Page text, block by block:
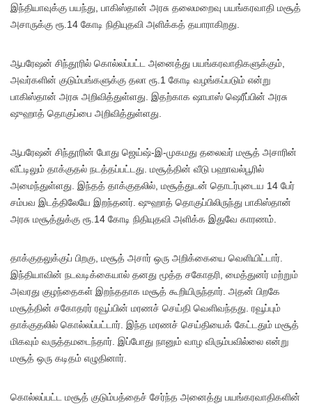
இந்தியாவுக்கு பயந்து, பாகிஸ்தான் அரசு தலைமறைவு பயங்கரவாதி மசூத்
அசாருக்கு ரூ.14 கோடி நிதியுதவி அளிக்கத் தயாராகிறது.
ஆபரேஷன் சிந்தூரில் கொல்லப்பட்ட அனைத்து பயங்கரவாதிகளுக்கும்,
அவர்களின் குடும்பங்களுக்கு தலா ரூ.1 கோடி வழங்கப்படும் என்று
பாகிஸ்தான் அரசு அறிவித்துள்ளது. இதற்காக ஷாபாஸ் ஷெரீப்பின் அரசு
ஷுஹாத் தொகுப்பை அறிவித்துள்ளது.
ஆபரேஷன் சிந்தூரின் போது ஜெய்ஷ்-இ-முகமது தலைவர் மசூத் அசாரின்
வீட்டிலும் தாக்குதல் நடத்தப்பட்டது. மசூத்தின் வீடு பஹாவல்பூரில்
அமைந்துள்ளது. இந்தத் தாக்குதலில், மசூத்துடன் தொடர்புடைய 14 பேர்
சம்பவ இடத்திலேயே இறந்தனர். ஷுஹாத் தொகுப்பிலிருந்து பாகிஸ்தான்
அரசு மசூத்துக்கு ரூ.14 கோடி நிதியுதவி அளிக்க இதுவே காரணம்.
தாக்குதலுக்குப் பிறகு, மசூத் அசார் ஒரு அறிக்கையை வெளியிட்டார்.
இந்தியாவின் நடவடிக்கையால் தனது மூத்த சகோதரி, மைத்துனர் மற்றும்
அவரது குழந்தைகள் இறந்ததாக மசூத் கூறியிருந்தார். அதன் பிறகே
மசூத்தின் சகோதரர் ரவூப்பின் மரணச் செய்தி வெளிவந்தது. ரவூப்பும்
தாக்குதலில் கொல்லப்பட்டார். இந்த மரணச் செய்தியைக் கேட்டதும் மசூத்
மிகவும் வருத்தமடைந்தார். இப்போது நானும் வாழ விரும்பவில்லை என்று
மசூத் ஒரு கடிதம் எழுதினார்.
கொல்லப்பட்ட மசூத் குடும்பத்தைச் சேர்ந்த அனைத்து பயங்கரவாதிகளின்